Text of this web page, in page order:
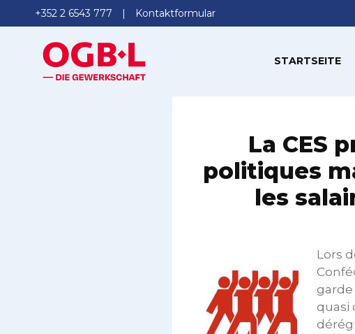
+352 2 6543 777 Kontaktformular
STARTSEITE
La CES
politiques
les
Lors
garde
quasi